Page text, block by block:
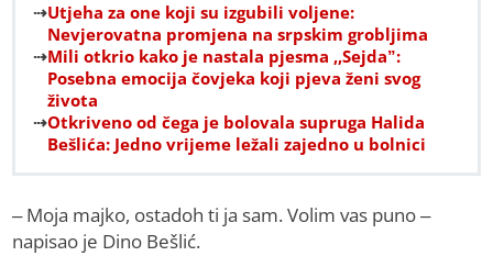
Utjeha za one koji su izgubili voljene:
Nevjerovatna promjena na srpskim grobljima
Mili otkrio kako je nastala pjesma ,,Sejda”:
Posebna emocija čovjeka koji pjeva ženi svog
života
Otkriveno od čega je bolovala supruga Halida
Bešlića: Jedno vrijeme ležali zajedno u bolnici
– Moja majko, ostadoh ti ja sam. Volim vas puno –
napisao je Dino Bešlić.